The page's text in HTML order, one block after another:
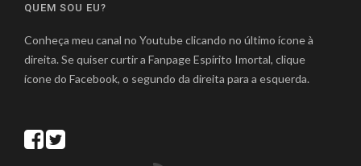
QUEM SOU EU?
Conheça meu canal no Youtube clicando no último ícone à
direita. Se quiser curtir a Fanpage Espírito Imortal, clique
ícone do Facebook, o segundo da direita para a esquerda.